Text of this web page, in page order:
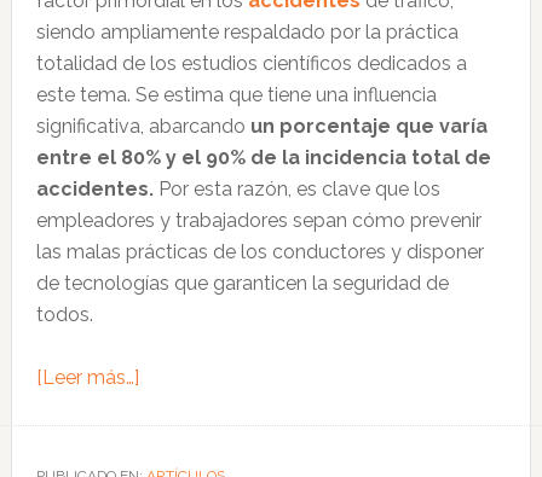
siendo ampliamente respaldado por la práctica
totalidad de los estudios científicos dedicados a
este tema. Se estima que tiene una influencia
significativa, abarcando un porcentaje que varía
entre el 80% y el 90% de la incidencia total de
accidentes.Por esta razón, es clave que los
empleadores y trabajadores sepan cómo prevenir
las malas prácticas de los conductores y disponer
de tecnologías que garanticen la seguridad de
todos.
[Leer más…]acerca
prevenir